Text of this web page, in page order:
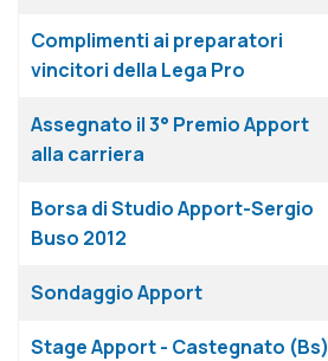
Complimenti ai preparatori
vincitori della Lega Pro
Assegnato il 3° Premio Apport
alla carriera
Borsa di Studio Apport-Sergio
Buso 2012
Sondaggio Apport
Stage Apport - Castegnato (Bs)